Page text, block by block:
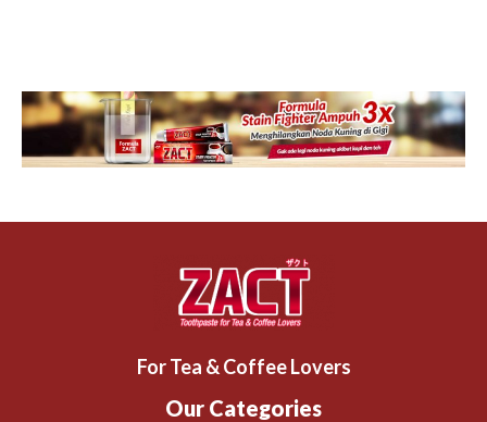
For Tea & Coffee Lovers
Our Categories